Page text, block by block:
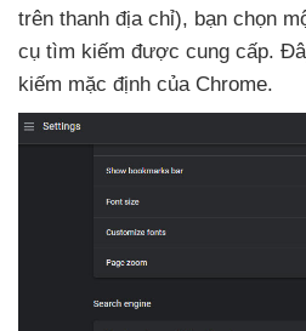
trên thanh địa chỉ), bạn chọn
cụ tìm kiếm được cung cấp.
kiếm mặc định của Chrome.